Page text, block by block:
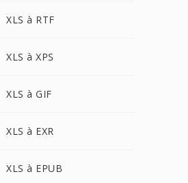
XLS à RTF
XLS à XPS
XLS à GIF
XLS à EXR
XLS à EPUB